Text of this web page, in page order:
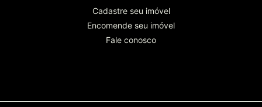
Cadastre seu imóvel
Encomende seu imóvel
Fale conosco